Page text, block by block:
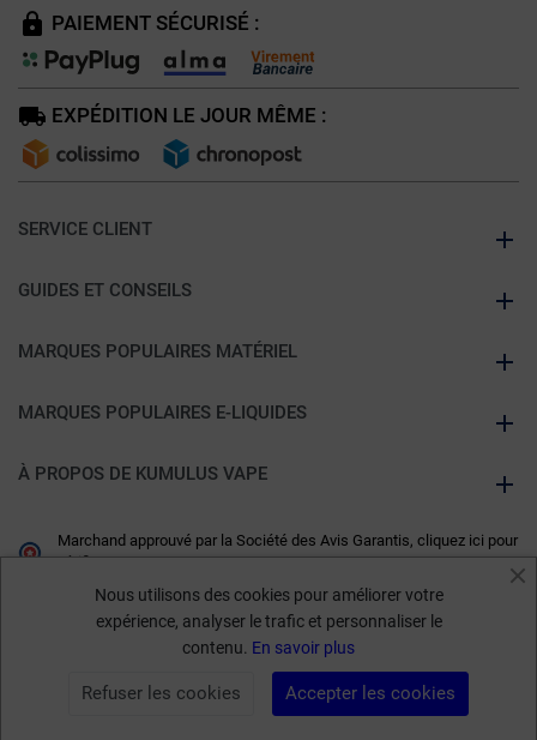
PAIEMENT SÉCURISÉ :
EXPÉDITION LE JOUR MÊME :
SERVICE CLIENT
GUIDES ET CONSEILS
MARQUES POPULAIRES MATÉRIEL
MARQUES POPULAIRES E-LIQUIDES
À PROPOS DE KUMULUS VAPE
Marchand approuvé par la Société des Avis Garantis, cliquez ici pour
vérifier.
Nous utilisons des cookies pour améliorer votre
expérience, analyser le trafic et personnaliser le
contenu. En savoir plus
Accepter les cookies
Refuser les cookies